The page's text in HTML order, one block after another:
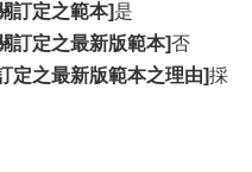
訂定之範本]是
訂定之最新版範本]否
定之最新版範本之理由]採